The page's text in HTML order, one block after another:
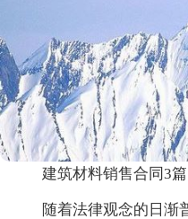
建筑材料销售合同3篇
随着法律观念的日渐